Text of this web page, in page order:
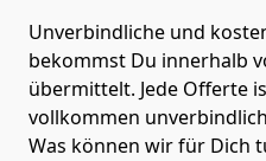
Unverbindliche und
bekommst Du innerhalb
übermittelt. Jede Offerte
vollkommen
Was können wir für Dich